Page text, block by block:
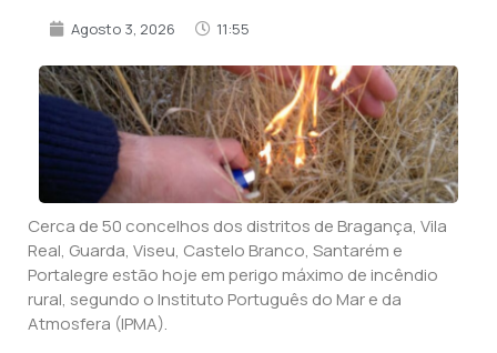
Agosto 3, 2026 11:55
Cerca de 50 concelhos dos distritos de Bragança, Vila
Real, Guarda, Viseu, Castelo Branco, Santarém e
Portalegre estão hoje em perigo máximo de incêndio
rural, segundo o Instituto Português do Mar e da
Atmosfera (IPMA).